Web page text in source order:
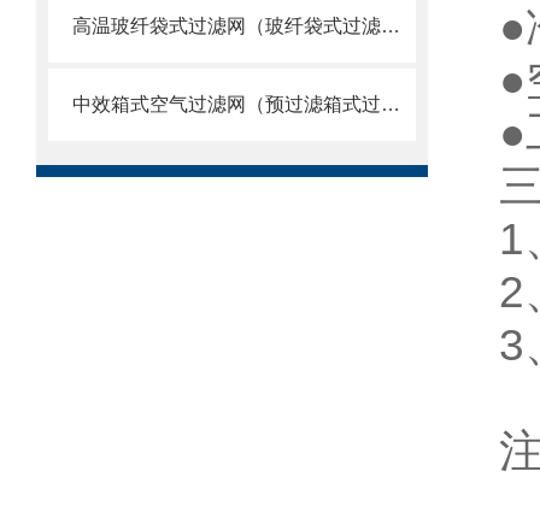
高温玻纤袋式过滤网（玻纤袋式过滤器）
中效箱式空气过滤网（预过滤箱式过滤器）
●
●
●
1
2
3